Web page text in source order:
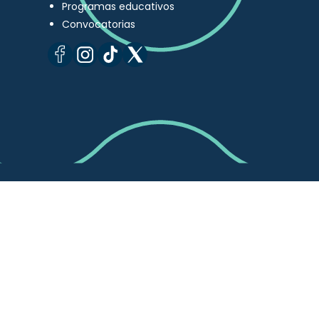
Programas educativos
Convocatorias